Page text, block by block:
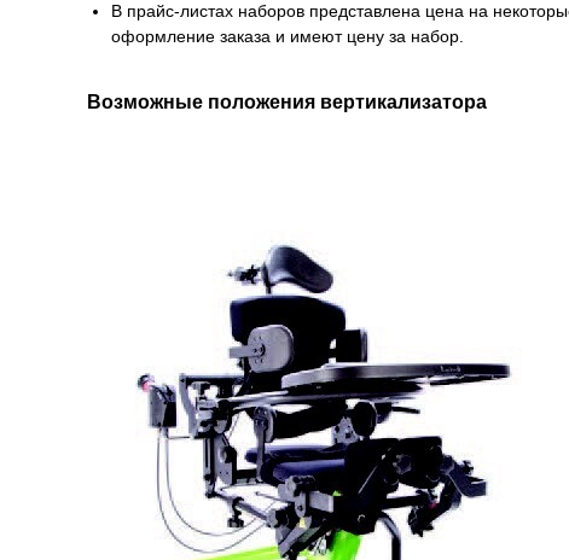
В прайс-листах наборов представлена цена на
оформление заказа и имеют цену за набор.
Возможные положения вертикализатора